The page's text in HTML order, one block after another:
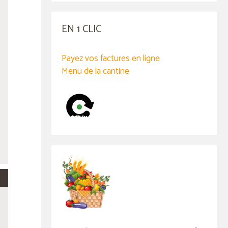
EN 1 CLIC
Payez vos factures en ligne
Menu de la cantine